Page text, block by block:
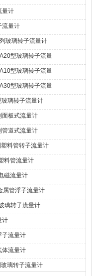
量计
流量计
玻璃转子流量计
型玻璃转子流量
型玻璃转子流量
型玻璃转子流量
玻璃转子流量计
面板式流量计
管道式流量计
塑料管转子流量计
料管流量计
磁流量计
属管浮子流量计
璃转子流量计
计
子流量计
体流量计
玻璃转子流量计